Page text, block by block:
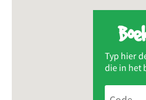
Typ hier
die in het